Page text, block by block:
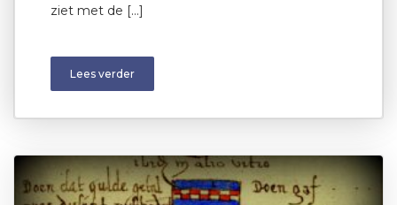
ziet met de […]
Lees verder